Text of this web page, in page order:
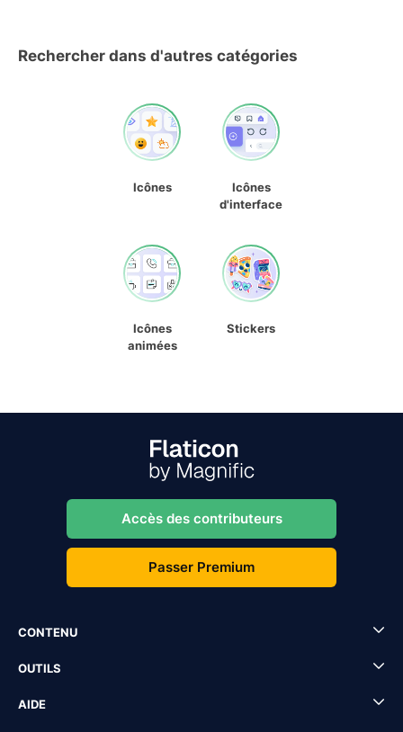
Rechercher dans d'autres catégories
Icônes
Icônes
d'interface
Icônes
animées
Stickers
Accès des contributeurs
Passer Premium
CONTENU
OUTILS
AIDE